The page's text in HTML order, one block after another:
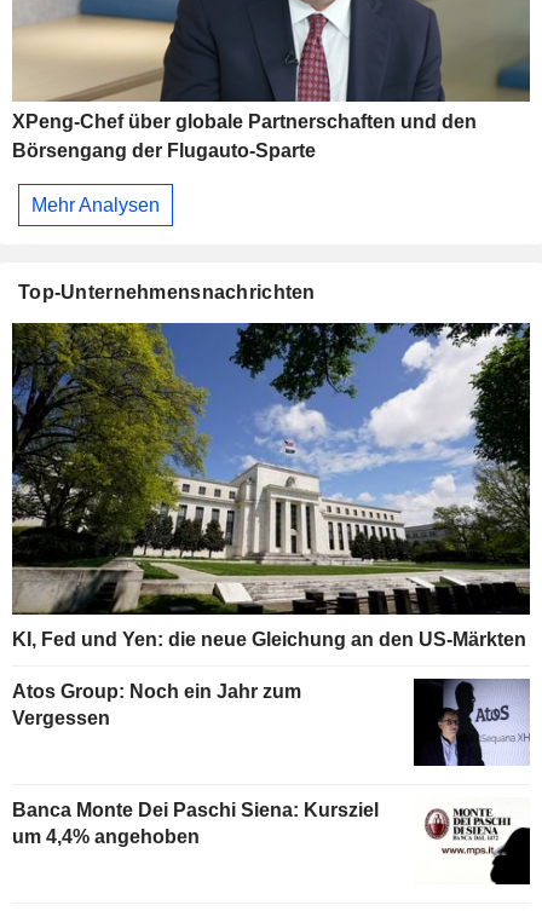
XPeng-Chef über globale Partnerschaften und den
Börsengang der Flugauto-Sparte
Mehr Analysen
Top-Unternehmensnachrichten
KI, Fed und Yen: die neue Gleichung an den US-Märkten
Atos Group: Noch ein Jahr zum
Vergessen
Banca Monte Dei Paschi Siena: Kursziel
um 4,4% angehoben